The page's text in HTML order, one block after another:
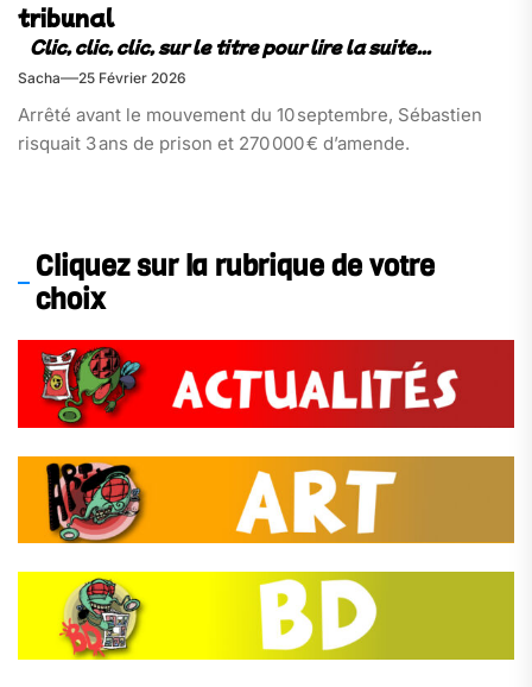
tribunal
Sacha 25 Février 2026
Arrêté avant le mouvement du 10 septembre, Sébastien
risquait 3 ans de prison et 270 000 € d’amende.
Cliquez sur la rubrique de votre
choix